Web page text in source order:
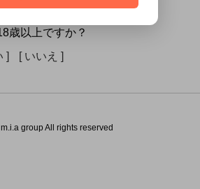
歳以上ですか？
]
[ いいえ ]
group All rights reserved